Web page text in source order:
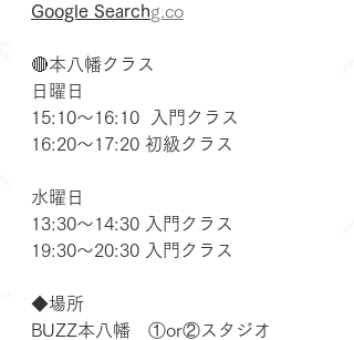
Google Searchg.co
🔴本八幡クラス
日曜日
15:10〜16:10  入門クラス
16:20〜17:20 初級クラス
水曜日
13:30〜14:30 入門クラス
19:30〜20:30 入門クラス
◆場所
BUZZ本八幡　①or②スタジオ